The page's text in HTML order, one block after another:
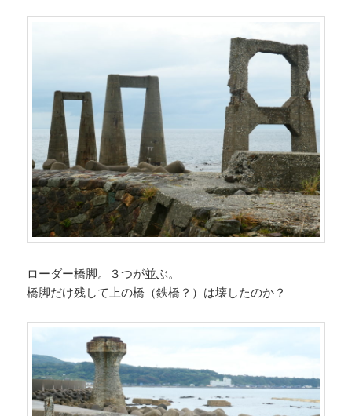
ローダー橋脚。３つが並ぶ。
橋脚だけ残して上の橋（鉄橋？）は壊したのか？